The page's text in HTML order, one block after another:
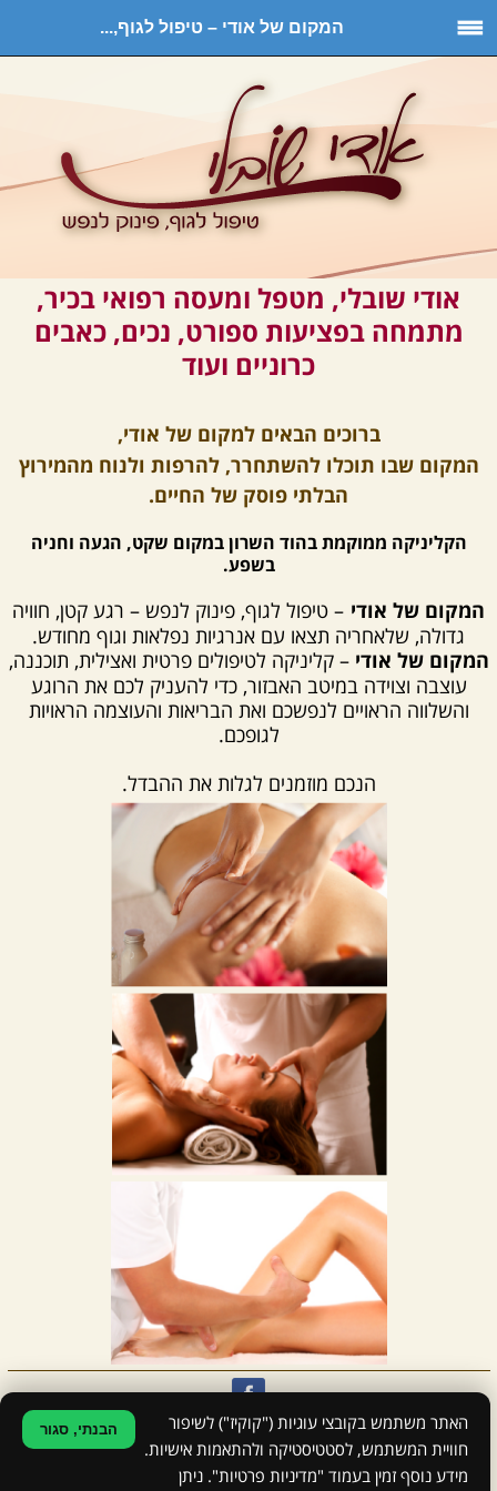
המקום של אודי – טיפול לגוף,...
אודי שובלי, מטפל ומעסה רפואי בכיר,
מתמחה בפציעות ספורט, נכים, כאבים
כרוניים ועוד
ברוכים הבאים למקום של אודי,
המקום שבו תוכלו להשתחרר, להרפות ולנוח מהמירוץ
הבלתי פוסק של החיים.
הקליניקה ממוקמת בהוד השרון במקום שקט, הגעה וחניה
בשפע.
המקום של אודי – טיפול לגוף, פינוק לנפש – רגע קטן, חוויה
גדולה, שלאחריה תצאו עם אנרגיות נפלאות וגוף מחודש.
המקום של אודי – קליניקה לטיפולים פרטית ואצילית, תוכננה,
עוצבה וצוידה במיטב האבזור, כדי להעניק לכם את הרוגע
והשלווה הראויים לנפשכם ואת הבריאות והעוצמה הראויות
לגופכם.
הנכם מוזמנים לגלות את ההבדל.
אודי שובלי - טיפול לגוף, פינוק לנפש
| טלפון: 054-2394955
| הצהרת נגישות|מדיניות פרטיות
האתר משתמש בקובצי עוגיות ("קוקיז") לשיפור
חוויית המשתמש, לסטטיסטיקה ולהתאמות אישיות.
מידע נוסף זמין בעמוד "מדיניות פרטיות". ניתן
הבנתי, סגור